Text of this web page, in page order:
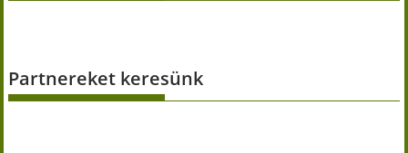
Partnereket keresünk